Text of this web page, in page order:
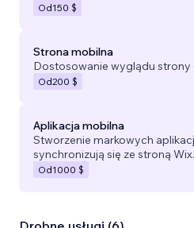
Od150 $
Strona mobilna
Dostosowanie wyglądu strony
Od200 $
Aplikacja mobilna
Stworzenie markowych
synchronizują się ze stroną Wix.
Od1000 $